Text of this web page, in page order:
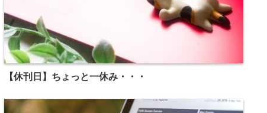
【休刊日】ちょっと一休み・・・